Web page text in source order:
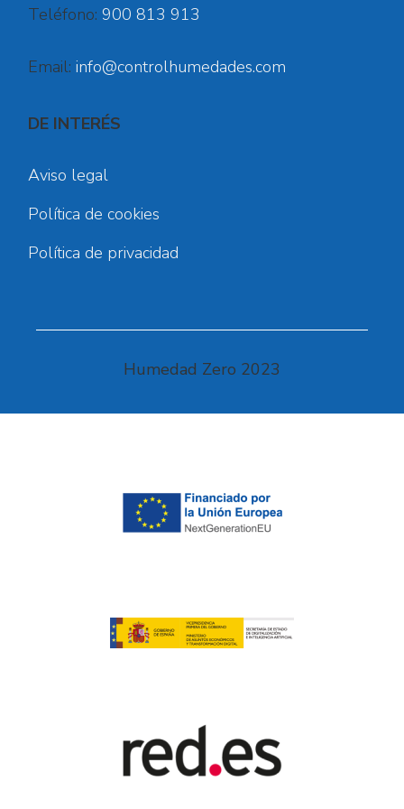
Teléfono: 900 813 913
Email: info@controlhumedades.com
DE INTERÉS
Aviso legal
Política de cookies
Política de privacidad
Humedad Zero 2023